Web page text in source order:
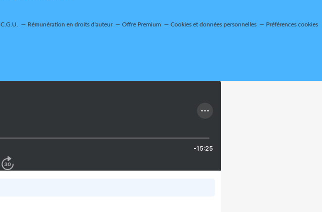
C.G.U. Rémunération en droits d'auteur Offre Premium Cookies et données personnelles Préférences cookies
-15:25